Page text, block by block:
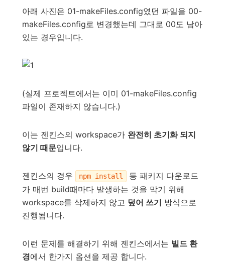
아래 사진은 01-makeFiles.config였던 파일을 00-
makeFiles.config로 변경했는데 그대로 00도 남아
있는 경우입니다.
(실제 프로젝트에서는 이미 01-makeFiles.config
파일이 존재하지 않습니다.)
이는 젠킨스의 workspace가 완전히 초기화 되지
않기 때문입니다.
젠킨스의 경우 npm install
등 패키지 다운로드
가 매번 build때마다 발생하는 것을 막기 위해
workspace를 삭제하지 않고 덮어 쓰기 방식으로
진행됩니다.
이런 문제를 해결하기 위해 젠킨스에서는 빌드 환
경에서 한가지 옵션을 제공 합니다.